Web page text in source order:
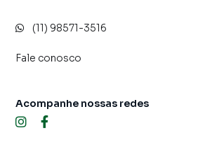
(11) 98571-3516
Fale conosco
Acompanhe nossas redes